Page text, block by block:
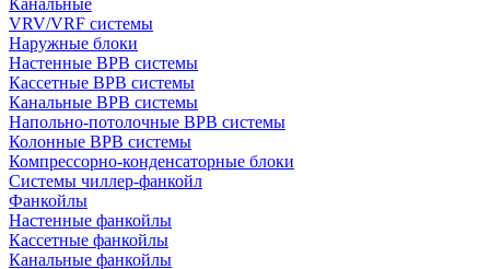
Канальные
VRV/VRF системы
Наружные блоки
Настенные ВРВ системы
Кассетные ВРВ системы
Канальные ВРВ системы
Напольно-потолочные ВРВ системы
Колонные ВРВ системы
Компрессорно-конденсаторные блоки
Системы чиллер-фанкойл
Фанкойлы
Настенные фанкойлы
Кассетные фанкойлы
Канальные фанкойлы